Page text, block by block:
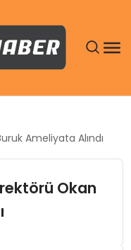
Ameliyata Alındı
Okan